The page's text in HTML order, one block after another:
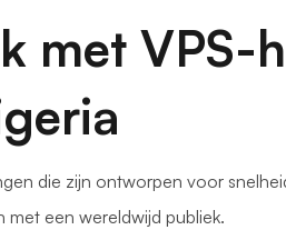
met VPS-
die zijn ontworpen voor
met een wereldwijd publiek.